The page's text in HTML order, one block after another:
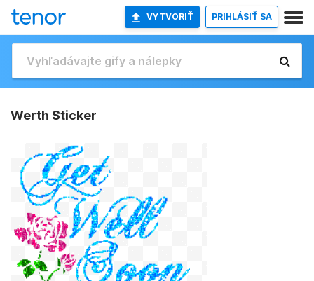
VYTVORIŤ PRIHLÁSIŤ SA
Werth Sticker